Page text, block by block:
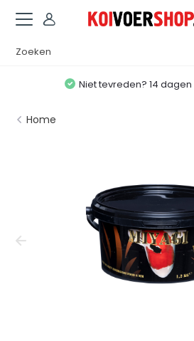
Niet tevreden? 14 dagen
Home